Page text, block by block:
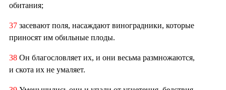
обитания;
37 засевают поля, насаждают виноградники, которые
приносят им обильные плоды.
38 Он благословляет их, и они весьма размножаются,
и скота их не умаляет.